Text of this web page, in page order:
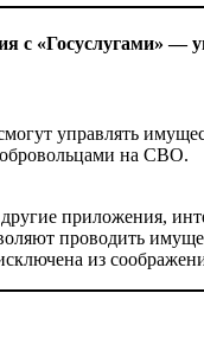
с «Госуслугами» —
управлять
на СВО.
приложения,
проводить
из